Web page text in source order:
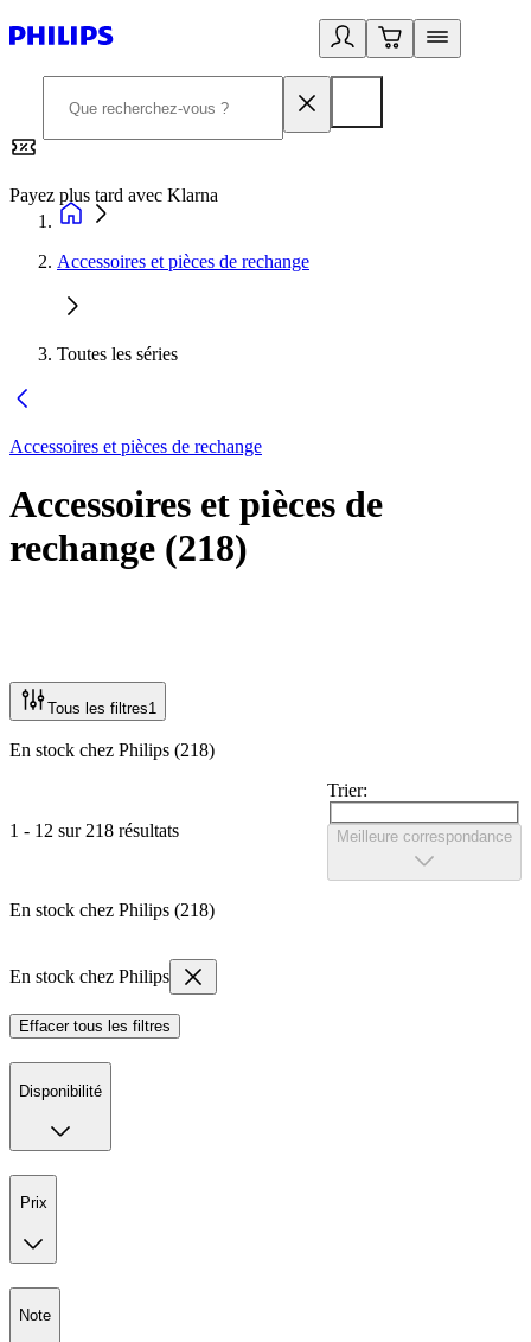
Payez plus tard avec Klarna
Accessoires et pièces de rechange
Toutes les séries
Accessoires et pièces de rechange
Accessoires et pièces de
rechange (218)
Tous les filtres1
En stock chez Philips (218)
1 - 12 sur 218 résultats
Trier:
Meilleure correspondance
En stock chez Philips (218)
En stock chez Philips
Effacer tous les filtres
Disponibilité
Prix
Note